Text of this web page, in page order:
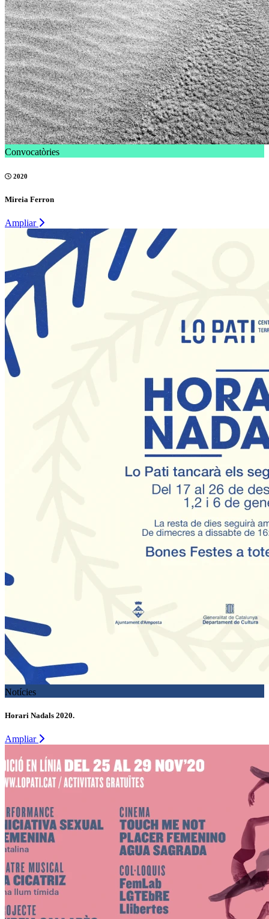
Convocatòries
2020
Mireia Ferron
Ampliar
Notícies
Horari Nadals 2020.
Ampliar